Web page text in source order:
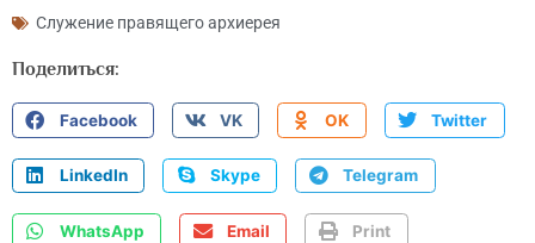
Служение правящего архиерея
Поделиться:
Facebook VK OK Twitter
LinkedIn Skype Telegram
WhatsApp Email Print